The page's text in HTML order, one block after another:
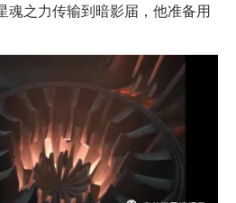
魂之力传输到暗影届，他准备用